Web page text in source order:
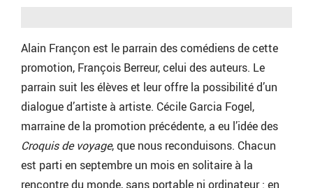
Alain Françon est le parrain des comédiens de cette
promotion, François Berreur, celui des auteurs. Le
parrain suit les élèves et leur offre la possibilité d’un
dialogue d’artiste à artiste. Cécile Garcia Fogel,
marraine de la promotion précédente, a eu l’idée des
Croquis de voyage, que nous reconduisons. Chacun
est parti en septembre un mois en solitaire à la
rencontre du monde, sans portable ni ordinateur : en